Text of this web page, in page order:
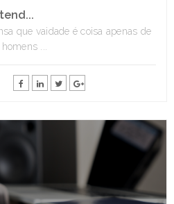
que vaidade é coisa apenas de
...